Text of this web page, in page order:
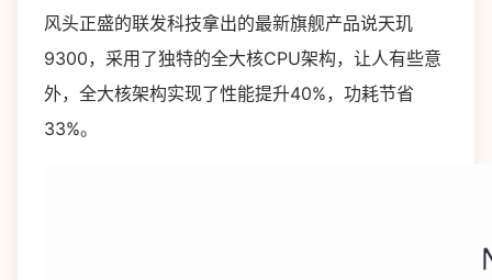
风头正盛的联发科技拿出的最新旗舰产品说天玑
9300，采用了独特的全大核CPU架构，让人有些意
外，全大核架构实现了性能提升40%，功耗节省
33%。